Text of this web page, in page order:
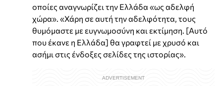
οποίες αναγνωρίζει την Ελλάδα «ως αδελφή
χώρα». «Χάρη σε αυτή την αδελφότητα, τους
θυμόμαστε με ευγνωμοσύνη και εκτίμηση. [Αυτό
που έκανε η Ελλάδα] θα γραφτεί με χρυσό και
ασήμι στις ένδοξες σελίδες της ιστορίας».